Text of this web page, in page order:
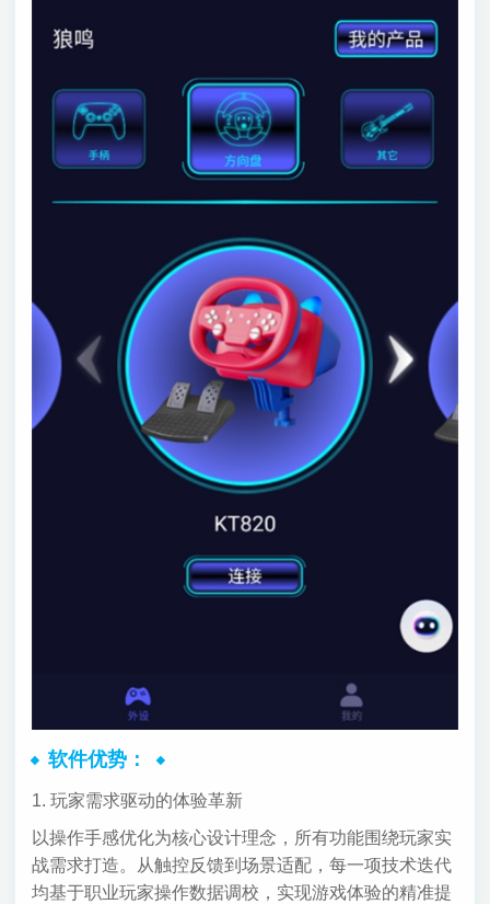
软件优势：
1. 玩家需求驱动的体验革新
以操作手感优化为核心设计理念，所有功能围绕玩家实
战需求打造。从触控反馈到场景适配，每一项技术迭代
均基于职业玩家操作数据调校，实现游戏体验的精准提